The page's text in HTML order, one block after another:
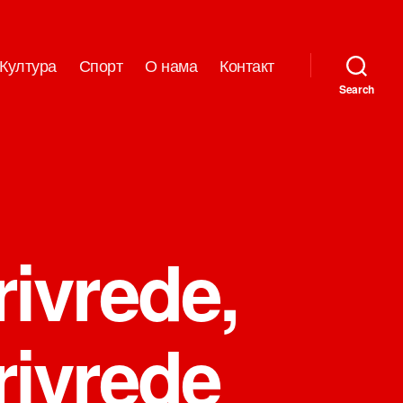
Култура Спорт О нама Контакт
Search